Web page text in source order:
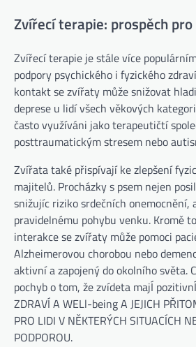
Zvířecí terapie: prospěch
Zvířecí terapie je stále více
podpory psychického i fyzického
kontakt se zvířaty může snižovat
deprese u lidí všech věkových
často využíváni jako terapeutičtí
posttraumatickým stresem nebo
Zvířata také přispívají ke zlepšení
majitelů. Procházky s psem nejen
snižujíc riziko srdečních onemocnění,
pravidelnému pohybu venku. Kromě
interakce se zvířaty může pomoci
Alzheimerovou chorobou nebo
aktivní a zapojený do okolního světa.
pochyb o tom, že zvídeta majÍ
ZDRAVÍ A WELl-being A JEJICH
PRO LIDI V NĚKTERÝCH SITUACÍCH
PODPOROU.